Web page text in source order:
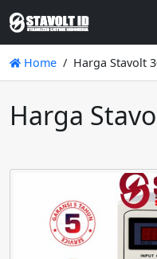
Home Harga Stavolt
Harga